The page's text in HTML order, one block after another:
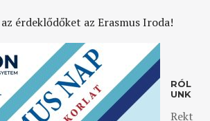
érdeklődőket az Erasmus Iroda!
RÓL
UNK
Rekt